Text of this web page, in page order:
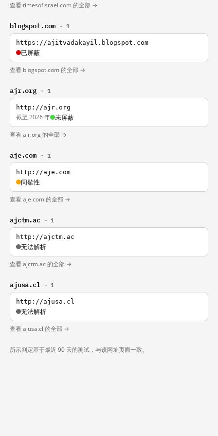
查看 timesofisrael.com 的全部 →
blogspot.com · 1
https://ajitvadakayil.blogspot.com
已屏蔽
查看 blogspot.com 的全部 →
ajr.org · 1
http://ajr.org
截至 2026 年 未屏蔽
查看 ajr.org 的全部 →
aje.com · 1
http://aje.com
间歇性
查看 aje.com 的全部 →
ajctm.ac · 1
http://ajctm.ac
无法解析
查看 ajctm.ac 的全部 →
ajusa.cl · 1
http://ajusa.cl
无法解析
查看 ajusa.cl 的全部 →
所示判定基于最近 90 天的测试，与该网址页面一致。